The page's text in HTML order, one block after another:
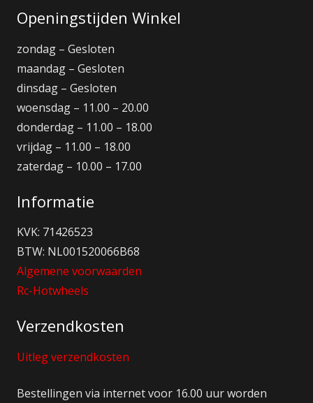
Openingstijden Winkel
zondag – Gesloten
maandag – Gesloten
dinsdag – Gesloten
woensdag – 11.00 – 20.00
donderdag – 11.00 – 18.00
vrijdag – 11.00 – 18.00
zaterdag – 10.00 – 17.00
Informatie
KVK: 71426523
BTW: NL001520066B68
Algemene voorwaarden
Rc-Hotwheels
Verzendkosten
Uitleg verzendkosten
Bestellingen via internet voor 16.00 uur worden